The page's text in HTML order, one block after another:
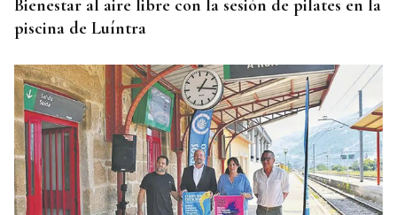
Bienestar al aire libre con la sesión de pilates en la
piscina de Luíntra